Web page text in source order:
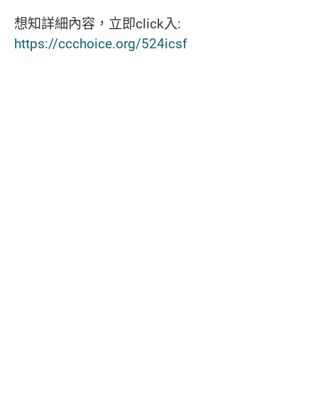
想知詳細內容，立即click入:
https://ccchoice.org/524icsf